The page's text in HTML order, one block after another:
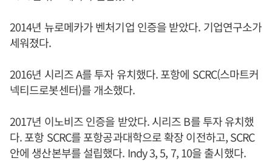
2014년 뉴로메카가 벤처기업 인증을 받았다. 기업연구소가
세워졌다.
2016년 시리즈 A를 투자 유치했다. 포항에 SCRC(스마트커
넥티드로봇센터)를 개소했다.
2017년 이노비즈 인증을 받았다. 시리즈 B를 투자 유치했
다. 포항 SCRC를 포항공과대학으로 확장 이전하고, SCRC
안에 생산본부를 설립했다. Indy 3, 5, 7, 10을 출시했다.